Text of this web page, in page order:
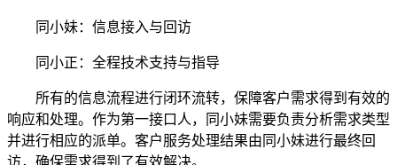
同小妹：信息接入与回访
同小正：全程技术支持与指导
所有的信息流程进行闭环流转，保障客户需求得到有效的
响应和处理。作为第一接口人，同小妹需要负责分析需求类型
并进行相应的派单。客户服务处理结果由同小妹进行最终回
访，确保需求得到了有效解决。